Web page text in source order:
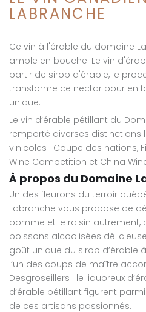
LABRANCHE
Ce vin à l'érable du domaine
ample en bouche. Le vin
partir de sirop d'érable, le
transforme ce nectar pour en
unique.
Le vin d’érable pétillant du
remporté diverses distinctions
vinicoles : Coupe des nations,
Wine Competition et China
À propos du Domaine
Un des fleurons du terroir
Labranche vous propose de
pomme et le raisin autrement,
boissons alcoolisées
goût unique du sirop d’érable
l’un des coups de maître
Desgroseillers : le liquoreux
d’érable pétillant figurent
de ces artisans passionnés.